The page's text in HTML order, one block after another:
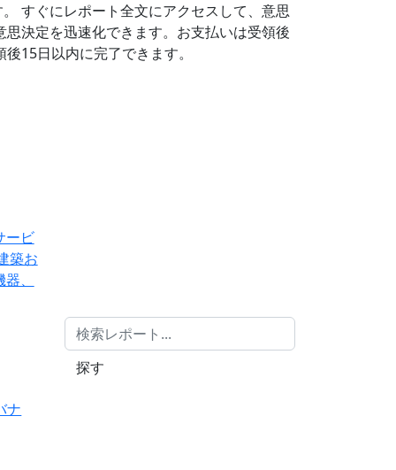
すぐにレポート全文にアクセスして、意思
決定を迅速化できます。お支払いは受領後
15日以内に完了できます。
ービ
築お
、
ナ
探す